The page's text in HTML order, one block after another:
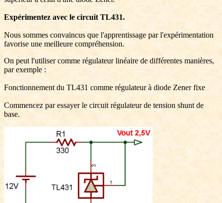
Expérimentez avec le circuit TL431.
Nous sommes convaincus que l'apprentissage par l'expérimentation
favorise une meilleure compréhension.
On peut l'utiliser comme régulateur linéaire de différentes manières,
par exemple :
Fonctionnement du TL431 comme régulateur à diode Zener fixe
Commencez par essayer le circuit régulateur de tension shunt de
base.